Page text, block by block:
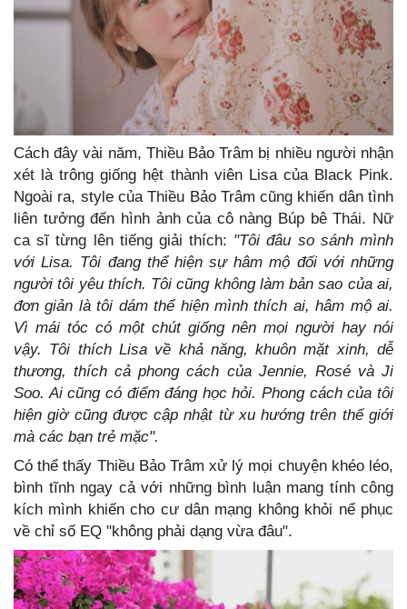
Cách đây vài năm, Thiều Bảo Trâm bị nhiều người nhận
xét là trông giống hệt thành viên Lisa của Black Pink.
Ngoài ra, style của Thiều Bảo Trâm cũng khiến dân tình
liên tưởng đến hình ảnh của cô nàng Búp bê Thái. Nữ
ca sĩ từng lên tiếng giải thích: "Tôi đâu so sánh mình
với Lisa. Tôi đang thể hiện sự hâm mộ đối với những
người tôi yêu thích. Tôi cũng không làm bản sao của ai,
đơn giản là tôi dám thể hiện mình thích ai, hâm mộ ai.
Vì mái tóc có một chút giống nên mọi người hay nói
vậy. Tôi thích Lisa về khả năng, khuôn mặt xinh, dễ
thương, thích cả phong cách của Jennie, Rosé và Ji
Soo. Ai cũng có điểm đáng học hỏi. Phong cách của tôi
hiện giờ cũng được cập nhật từ xu hướng trên thế giới
mà các bạn trẻ mặc".
Có thể thấy Thiều Bảo Trâm xử lý mọi chuyện khéo léo,
bình tĩnh ngay cả với những bình luận mang tính công
kích mình khiến cho cư dân mạng không khỏi nể phục
về chỉ số EQ "không phải dạng vừa đâu".